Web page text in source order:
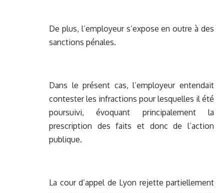
De plus, l’employeur s’expose en outre à des
sanctions pénales.
Dans le présent cas, l’employeur entendait
contester les infractions pour lesquelles il été
poursuivi, évoquant principalement la
prescription des faits et donc de l’action
publique.
La cour d’appel de Lyon rejette partiellement